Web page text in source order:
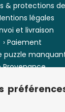
& protections
légales
et livraison
› Paiement
puzzle
Provenance
› Plan du site